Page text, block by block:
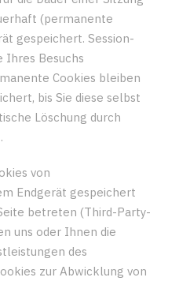
(permanente
gespeichert. Session-
Ihres Besuchs
Cookies bleiben
bis Sie diese selbst
Löschung durch
von
Endgerät gespeichert
betreten (Third-Party-
uns oder Ihnen die
des
zur Abwicklung von